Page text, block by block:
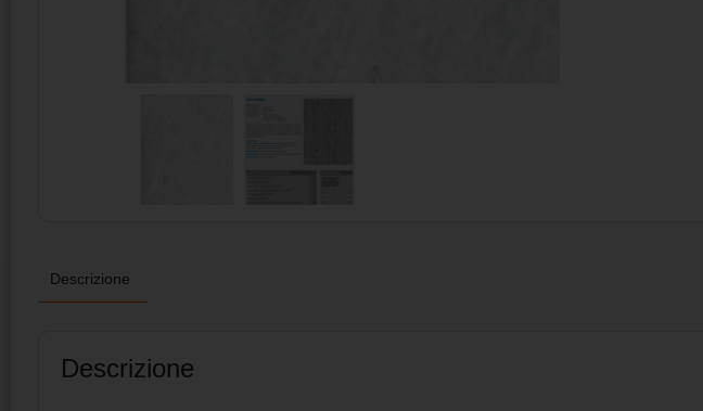
Descrizione
Descrizione